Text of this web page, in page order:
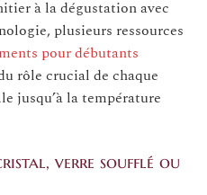
à la dégustation avec
plusieurs ressources
pour débutants
rôle crucial de chaque
jusqu’à la température
verre soufflé ou